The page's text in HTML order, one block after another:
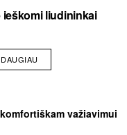
liudininkai
važiavimui